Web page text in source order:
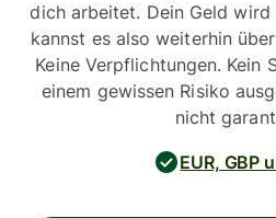
dich arbeitet. Dein Geld
kannst es also weiterhin
Keine Verpflichtungen. Kein
einem gewissen Risiko
nicht
EUR, GBP